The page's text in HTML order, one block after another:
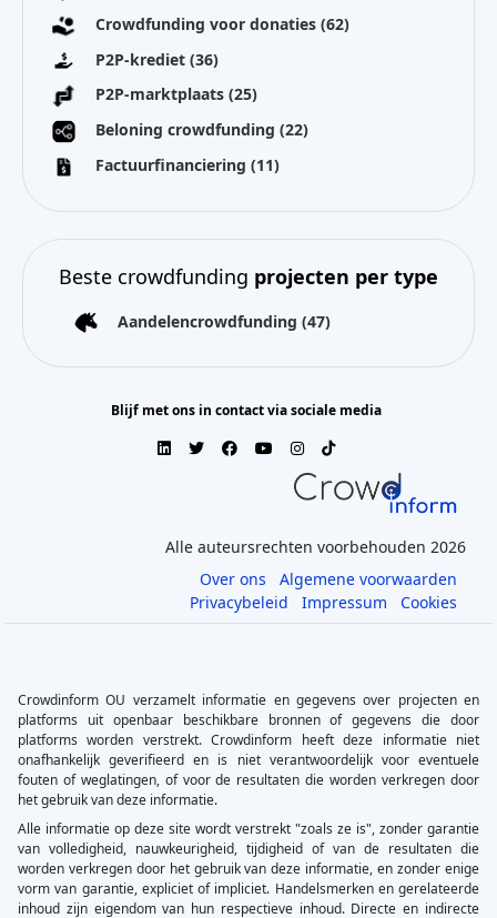
Crowdfunding voor donaties (62)
P2P-krediet (36)
P2P-marktplaats (25)
Beloning crowdfunding (22)
Factuurfinanciering (11)
Beste crowdfunding projecten per type
Aandelencrowdfunding (47)
Blijf met ons in contact via sociale media
Alle auteursrechten voorbehouden 2026
Over ons
Algemene voorwaarden
Privacybeleid
Impressum Cookies
Crowdinform OU verzamelt informatie en gegevens over projecten en
platforms uit openbaar beschikbare bronnen of gegevens die door
platforms worden verstrekt. Crowdinform heeft deze informatie niet
onafhankelijk geverifieerd en is niet verantwoordelijk voor eventuele
fouten of weglatingen, of voor de resultaten die worden verkregen door
het gebruik van deze informatie.
Alle informatie op deze site wordt verstrekt "zoals ze is", zonder garantie
van volledigheid, nauwkeurigheid, tijdigheid of van de resultaten die
worden verkregen door het gebruik van deze informatie, en zonder enige
vorm van garantie, expliciet of impliciet. Handelsmerken en gerelateerde
inhoud zijn eigendom van hun respectieve inhoud. Directe en indirecte